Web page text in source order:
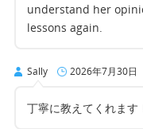
understand her
lessons again.
Sally 2026年7月30日
丁寧に教えてくれます